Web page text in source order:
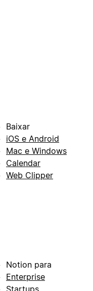
Baixar
iOS e Android
Mac e Windows
Calendar
Web Clipper
Notion para
Enterprise